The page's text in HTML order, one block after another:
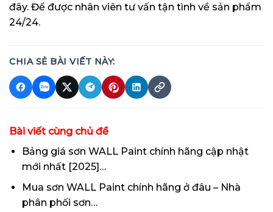
đây. Để được nhân viên tư vấn tận tình về sản phẩm
24/24.
CHIA SẺ BÀI VIẾT NÀY:
Bài viết cùng chủ đề
Bảng giá sơn WALL Paint chính hãng cập nhật
mới nhất [2025]…
Mua sơn WALL Paint chính hãng ở đâu – Nhà
phân phối sơn…